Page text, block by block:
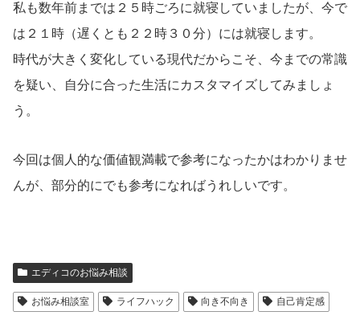
私も数年前までは２５時ごろに就寝していましたが、今で
は２１時（遅くとも２２時３０分）には就寝します。
時代が大きく変化している現代だからこそ、今までの常識
を疑い、自分に合った生活にカスタマイズしてみましょ
う。
今回は個人的な価値観満載で参考になったかはわかりませ
んが、部分的にでも参考になればうれしいです。
エディコのお悩み相談
お悩み相談室 ライフハック 向き不向き 自己肯定感